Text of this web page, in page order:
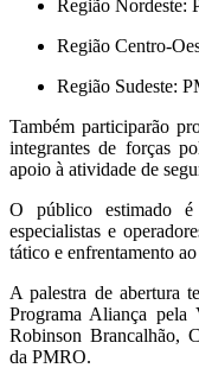
Região
Região Centro-
Região Sudeste:
Também participarão
integrantes de forças
apoio à atividade de
O público estimado é
especialistas e
tático e enfrentamento
A palestra de abertura
Programa Aliança
Robinson Brancalhão,
da PMRO.